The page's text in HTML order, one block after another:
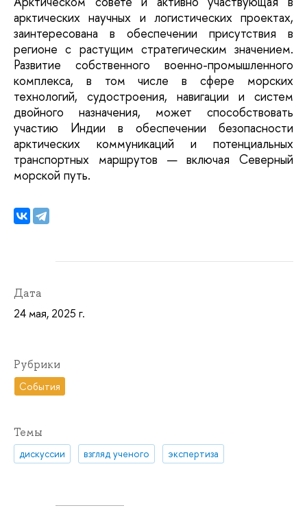
арктических научных и логистических проектах,
заинтересована в обеспечении присутствия в
регионе с растущим стратегическим значением.
Развитие собственного военно-промышленного
комплекса, в том числе в сфере морских
технологий, судостроения, навигации и систем
двойного назначения, может способствовать
участию Индии в обеспечении безопасности
арктических коммуникаций и потенциальных
транспортных маршрутов — включая Северный
морской путь.
Дата
24 мая, 2025 г.
Рубрики
События
Темы
дискуссии взгляд ученого экспертиза